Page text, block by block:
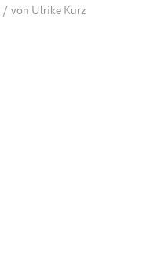
/ von Ulrike Kurz